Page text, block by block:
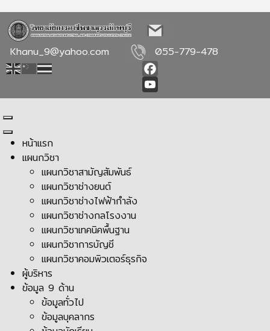
Khanu_9@yahoo.com 055-779-478
Facebook
YouTube
หน้าแรก
แผนกวิชา
แผนกวิชาสามัญสัมพันธ์
แผนกวิชาช่างยนต์
แผนกวิชาช่างไฟฟ้ากำลัง
แผนกวิชาช่างกลโรงงาน
แผนกวิชาเทคนิคพื้นฐาน
แผนกวิชาการบัญชี
แผนกวิชาคอมพิวเตอร์ธุรกิจ
ผู้บริหาร
ข้อมูล 9 ด้าน
ข้อมูลทั่วไป
ข้อมูลบุคลากร